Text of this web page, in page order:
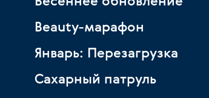
Beauty-марафон
Январь: Перезагрузка
Сахарный патруль